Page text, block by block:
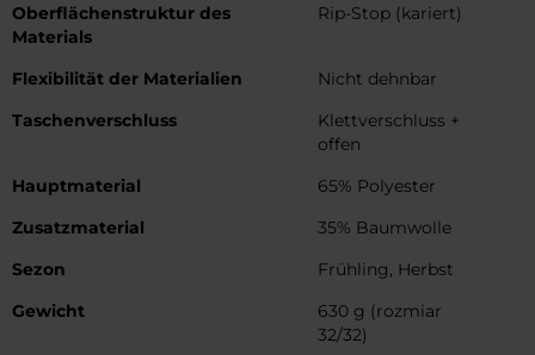
Oberflächenstruktur des
Materials
Rip-Stop (kariert)
Flexibilität der Materialien
Nicht dehnbar
Taschenverschluss
Klettverschluss +
offen
Hauptmaterial
65% Polyester
Zusatzmaterial
35% Baumwolle
Sezon
Frühling, Herbst
Gewicht
630 g (rozmiar
32/32)